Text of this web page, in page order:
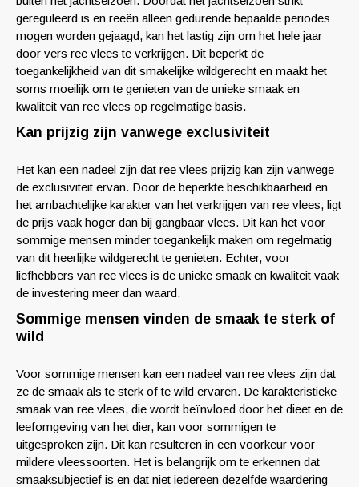
gereguleerd is en reeën alleen gedurende bepaalde periodes
mogen worden gejaagd, kan het lastig zijn om het hele jaar
door vers ree vlees te verkrijgen. Dit beperkt de
toegankelijkheid van dit smakelijke wildgerecht en maakt het
soms moeilijk om te genieten van de unieke smaak en
kwaliteit van ree vlees op regelmatige basis.
Kan prijzig zijn vanwege exclusiviteit
Het kan een nadeel zijn dat ree vlees prijzig kan zijn vanwege
de exclusiviteit ervan. Door de beperkte beschikbaarheid en
het ambachtelijke karakter van het verkrijgen van ree vlees, ligt
de prijs vaak hoger dan bij gangbaar vlees. Dit kan het voor
sommige mensen minder toegankelijk maken om regelmatig
van dit heerlijke wildgerecht te genieten. Echter, voor
liefhebbers van ree vlees is de unieke smaak en kwaliteit vaak
de investering meer dan waard.
Sommige mensen vinden de smaak te sterk of
wild
Voor sommige mensen kan een nadeel van ree vlees zijn dat
ze de smaak als te sterk of te wild ervaren. De karakteristieke
smaak van ree vlees, die wordt beïnvloed door het dieet en de
leefomgeving van het dier, kan voor sommigen te
uitgesproken zijn. Dit kan resulteren in een voorkeur voor
mildere vleessoorten. Het is belangrijk om te erkennen dat
smaaksubjectief is en dat niet iedereen dezelfde waardering